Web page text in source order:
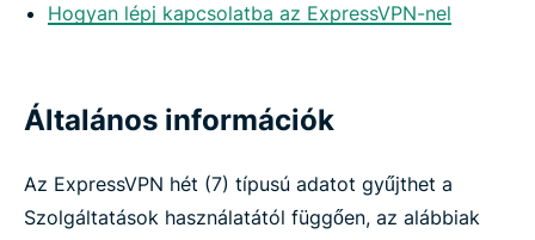
Hogyan lépj kapcsolatba az ExpressVPN-nel
Általános információk
Az ExpressVPN hét (7) típusú adatot gyűjthet a
Szolgáltatások használatától függően, az alábbiak